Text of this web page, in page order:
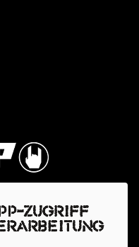
Zugriff